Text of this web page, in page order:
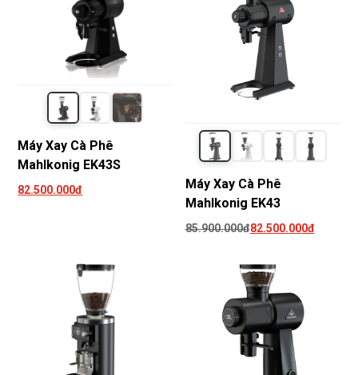
Máy Xay Cà Phê
Mahlkonig EK43S
82.500.000đ
Máy Xay Cà Phê
Mahlkonig EK43
85.900.000đ82.500.000đ